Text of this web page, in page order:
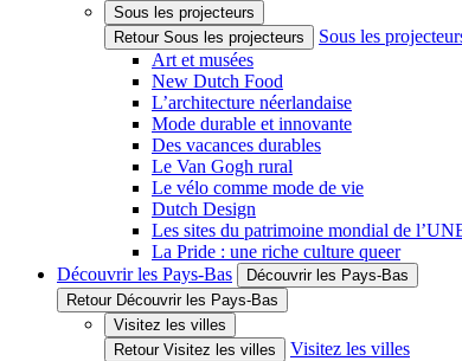
Sous les projecteurs
Retour Sous les projecteurs
Sous les
Art et musées
New Dutch Food
L’architecture néerlandaise
Mode durable et innovante
Des vacances durables
Le Van Gogh rural
Le vélo comme mode de vie
Dutch Design
Les sites du patrimoine mondial de
La Pride : une riche culture queer
Découvrir les Pays-Bas
Découvrir les Pays-Bas
Retour Découvrir les Pays-Bas
Visitez les villes
Retour Visitez les villes
Visitez les villes